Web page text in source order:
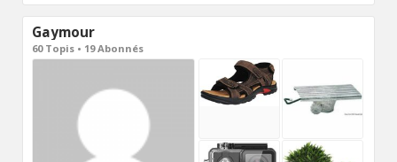
Gaymour
60 Topis • 19 Abonnés